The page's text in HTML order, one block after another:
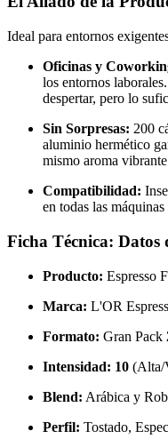
Ideal para entornos
Oficinas y
los entornos
despertar, pero lo
Sin Sorpresas: 200
aluminio hermético
mismo aroma
Compatibilidad:
en todas las máquinas
Ficha Técnica: Datos
Producto: Espresso
Marca: L'OR
Formato: Gran Pack
Intensidad: 10 (Alta/
Blend: Arábica y
Perfil: Tostado,